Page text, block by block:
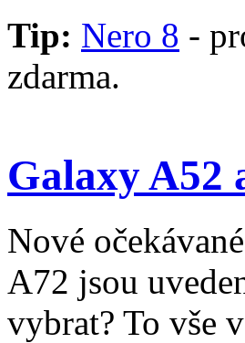
Tip: Nero 8 -
zdarma.
Galaxy A52
Nové
A72 jsou
vybrat? To vše